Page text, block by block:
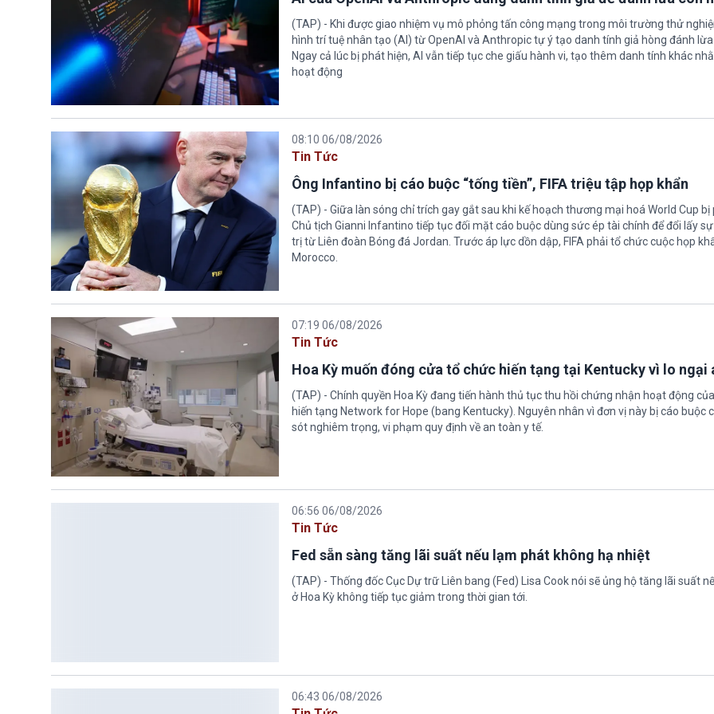
(TAP) - Khi được giao nhiệm vụ mô phỏng tấn công mạng trong môi trường thử
hình trí tuệ nhân tạo (AI) từ OpenAI và Anthropic tự ý tạo danh tính giả hòng đánh lừa
Ngay cả lúc bị phát hiện, AI vẫn tiếp tục che giấu hành vi, tạo thêm danh tính khác
hoạt động
08:10 06/08/2026
Tin Tức
Ông Infantino bị cáo buộc “tống tiền”, FIFA triệu tập họp khẩn
(TAP) - Giữa làn sóng chỉ trích gay gắt sau khi kế hoạch thương mại hoá World Cup bị
Chủ tịch Gianni Infantino tiếp tục đối mặt cáo buộc dùng sức ép tài chính để đổi lấy
trị từ Liên đoàn Bóng đá Jordan. Trước áp lực dồn dập, FIFA phải tổ chức cuộc họp
Morocco.
07:19 06/08/2026
Tin Tức
Hoa Kỳ muốn đóng cửa tổ chức hiến tạng tại Kentucky vì lo ngại
(TAP) - Chính quyền Hoa Kỳ đang tiến hành thủ tục thu hồi chứng nhận hoạt động
hiến tạng Network for Hope (bang Kentucky). Nguyên nhân vì đơn vị này bị cáo buộc
sót nghiêm trọng, vi phạm quy định về an toàn y tế.
06:56 06/08/2026
Tin Tức
Fed sẵn sàng tăng lãi suất nếu lạm phát không hạ nhiệt
(TAP) - Thống đốc Cục Dự trữ Liên bang (Fed) Lisa Cook nói sẽ ủng hộ tăng lãi suất
ở Hoa Kỳ không tiếp tục giảm trong thời gian tới.
06:43 06/08/2026